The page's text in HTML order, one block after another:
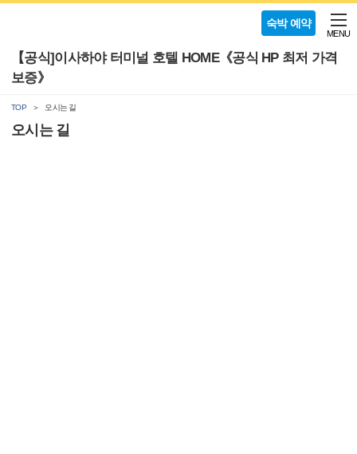
숙박 예약
【공식]이사하야 터미널 호텔 HOME《공식 HP 최저 가격
보증》
MENU
TOP 오시는 길
오시는 길